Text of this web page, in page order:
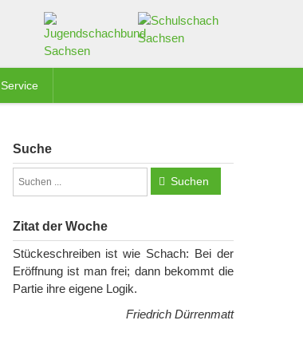
Service
Suche
Suchen
Zitat der Woche
Stückeschreiben ist wie Schach: Bei der
Eröffnung ist man frei; dann bekommt die
Partie ihre eigene Logik.
Friedrich Dürrenmatt